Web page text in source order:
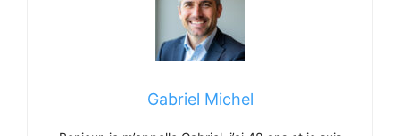
Gabriel Michel